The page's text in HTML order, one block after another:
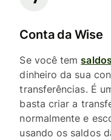
Conta da Wise
Se você tem
dinheiro da sua
transferências. É
basta criar a
normalmente e
usando os saldos